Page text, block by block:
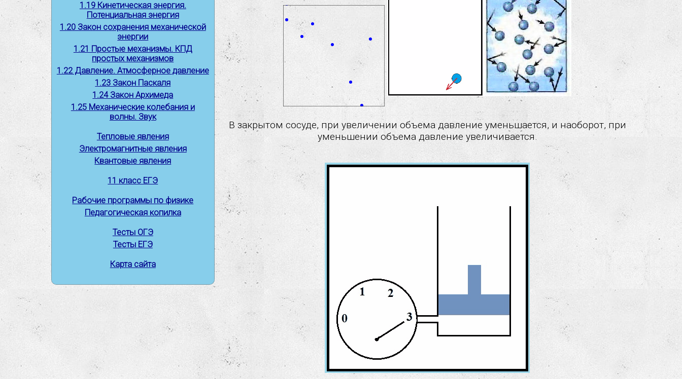
1.19 Кинетическая энергия.
Потенциальная энергия
1.20 Закон сохранения механической
энергии
1.21 Простые механизмы. КПД
простых механизмов
1.22 Давление. Атмосферное давление
1.23 Закон Паскаля
1.24 Закон Архимеда
1.25 Механические колебания и
волны. Звук
Тепловые явления
Электромагнитные явления
Квантовые явления
11 класс ЕГЭ
Рабочие программы по физике
Педагогическая копилка
Тесты ОГЭ
Тесты ЕГЭ
Карта сайта
В закрытом сосуде, при увеличении объема давление уменьшается, и наоборот, при
уменьшении объема давление увеличивается.